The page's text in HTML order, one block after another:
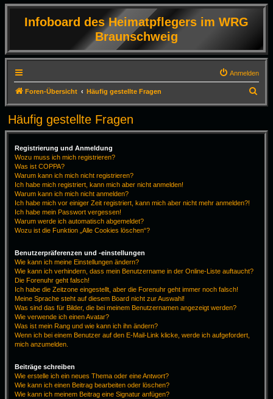
Infoboard des Heimatpflegers im WRG
Braunschweig
Anmelden
Foren-Übersicht Häufig gestellte Fragen
u
h
Häufig gestellte Fragen
Registrierung und Anmeldung
Wozu muss ich mich registrieren?
Was ist COPPA?
Warum kann ich mich nicht registrieren?
Ich habe mich registriert, kann mich aber nicht anmelden!
Warum kann ich mich nicht anmelden?
Ich habe mich vor einiger Zeit registriert, kann mich aber nicht mehr anmelden?!
Ich habe mein Passwort vergessen!
Warum werde ich automatisch abgemeldet?
Wozu ist die Funktion „Alle Cookies löschen“?
Benutzerpräferenzen und -einstellungen
Wie kann ich meine Einstellungen ändern?
Wie kann ich verhindern, dass mein Benutzername in der Online-Liste auftaucht?
Die Forenuhr geht falsch!
Ich habe die Zeitzone eingestellt, aber die Forenuhr geht immer noch falsch!
Meine Sprache steht auf diesem Board nicht zur Auswahl!
Was sind das für Bilder, die bei meinem Benutzernamen angezeigt werden?
Wie verwende ich einen Avatar?
Was ist mein Rang und wie kann ich ihn ändern?
Wenn ich bei einem Benutzer auf den E-Mail-Link klicke, werde ich aufgefordert,
mich anzumelden.
Beiträge schreiben
Wie erstelle ich ein neues Thema oder eine Antwort?
Wie kann ich einen Beitrag bearbeiten oder löschen?
Wie kann ich meinem Beitrag eine Signatur anfügen?